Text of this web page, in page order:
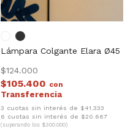
Lámpara Colgante Elara Ø45
$124.000
$105.400 con
3 cuotas sin interés de $41.333
6 cuotas sin interés de $20.667
(superando los $300.000)